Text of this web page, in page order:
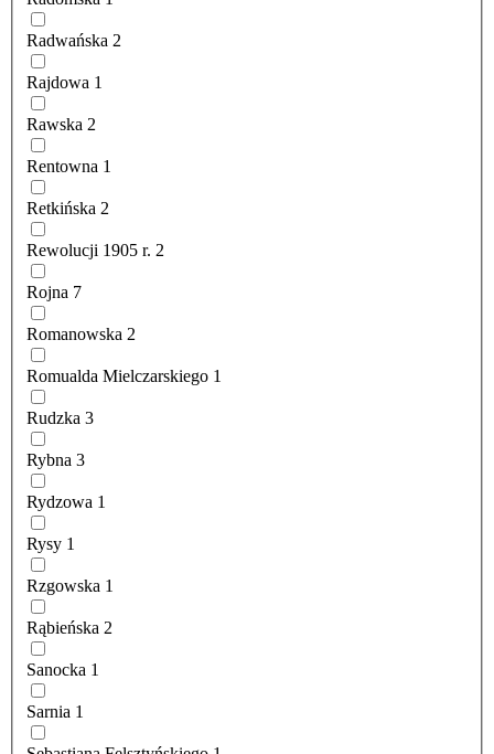
Radwańska 2
Rajdowa 1
Rawska 2
Rentowna 1
Retkińska 2
Rewolucji 1905 r. 2
Rojna 7
Romanowska 2
Romualda Mielczarskiego 1
Rudzka 3
Rybna 3
Rydzowa 1
Rysy 1
Rzgowska 1
Rąbieńska 2
Sanocka 1
Sarnia 1